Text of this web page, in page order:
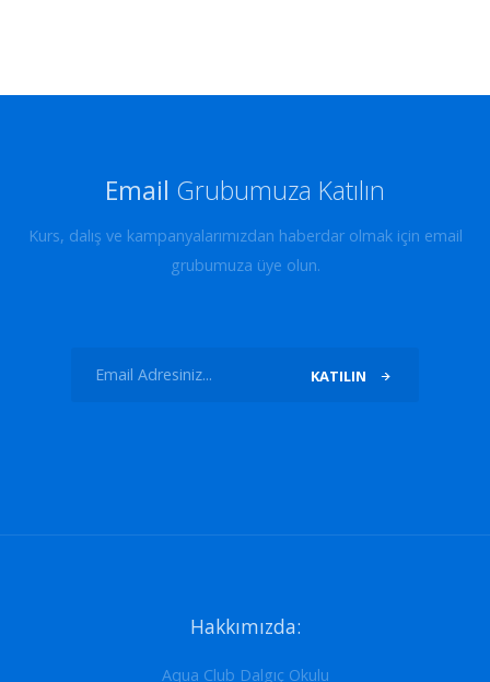
Email Grubumuza Katılın
Kurs, dalış ve kampanyalarımızdan haberdar olmak için email
grubumuza üye olun.
KATILIN
Hakkımızda:
Aqua Club Dalgıç Okulu